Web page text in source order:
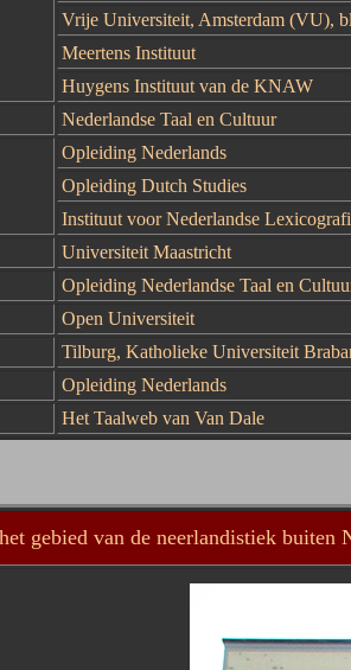
Vrije Universiteit, Amsterdam (VU),
Meertens Instituut
Huygens Instituut van de KNAW
Nederlandse Taal en Cultuur
Opleiding Nederlands
Opleiding Dutch Studies
Instituut voor Nederlandse
Universiteit Maastricht
Opleiding Nederlandse Taal en
Open Universiteit
Tilburg, Katholieke Universiteit
Opleiding Nederlands
Het Taalweb van Van Dale
gebied van de neerlandistiek buiten